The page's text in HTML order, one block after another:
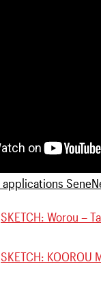
SKETCH: Worou –
SKETCH: KOOROU